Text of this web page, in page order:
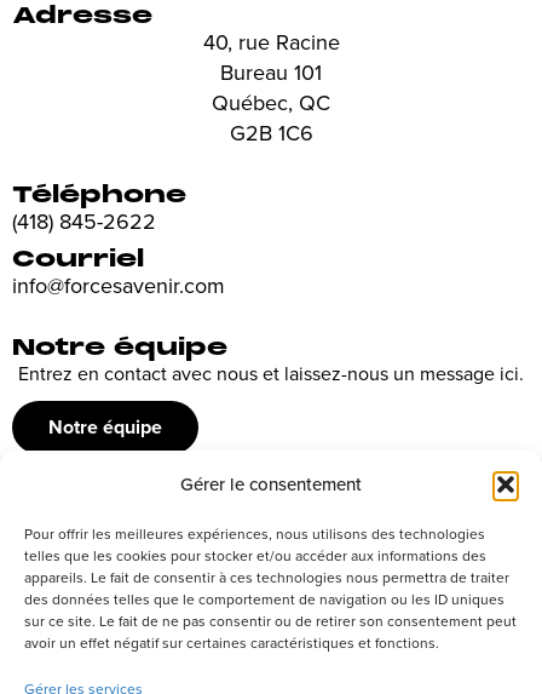
Gérer le consentement
Pour offrir les meilleures expériences, nous utilisons des technologies
telles que les cookies pour stocker et/ou accéder aux informations des
appareils. Le fait de consentir à ces technologies nous permettra de traiter
des données telles que le comportement de navigation ou les ID uniques
sur ce site. Le fait de ne pas consentir ou de retirer son consentement peut
avoir un effet négatif sur certaines caractéristiques et fonctions.
Gérer les services
Adresse
40, rue Racine
Bureau 101
Québec, QC
G2B 1C6
Téléphone
(418) 845-2622
Courriel
info@forcesavenir.com
Notre équipe
Entrez en contact avec nous et laissez-nous un message ici.
Notre équipe
Recrutement
Découvrez nos offres d’emploi ou envoyez votre candidature
spontanée
Postuler